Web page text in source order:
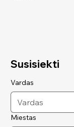
Susisiekti
Vardas
Miestas